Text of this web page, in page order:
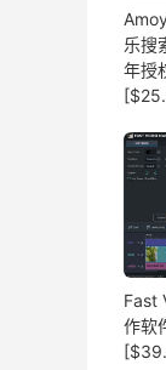
乐搜
年授
Fast
作软